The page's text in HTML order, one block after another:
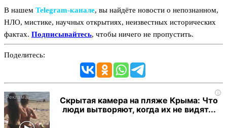
В нашем Telegram‑канале, вы найдёте новости о непознанном,
НЛО, мистике, научных открытиях, неизвестных исторических
фактах. Подписывайтесь, чтобы ничего не пропустить.
Поделитесь:
i
Скрытая камера на пляже Крыма: Что
люди вытворяют, когда их не видят...